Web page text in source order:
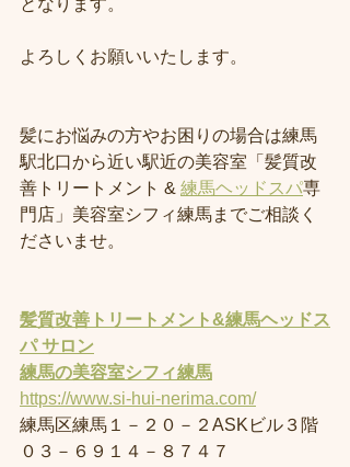
となります。
よろしくお願いいたします。
髪にお悩みの方やお困りの場合は練馬
駅北口から近い駅近の美容室「髪質改
善トリートメント & 練馬ヘッドスパ専
門店」美容室シフィ練馬までご相談く
ださいませ。
髪質改善トリートメント&練馬ヘッドス
パ サロン
練馬の美容室シフィ練馬
https://www.si-hui-nerima.com/
練馬区練馬１－２０－２ASKビル３階
０３－６９１４－８７４７